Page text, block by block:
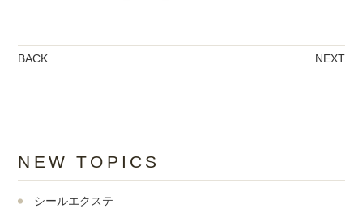
BACK NEXT
NEW TOPICS
シールエクステ